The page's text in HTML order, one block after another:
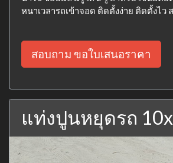
หนาเวลารถเข้าจอด ติดตั้งง่าย ติดตั้งไว
สอบถาม ขอใบเสนอราคา
แท่งปูนหยุดรถ